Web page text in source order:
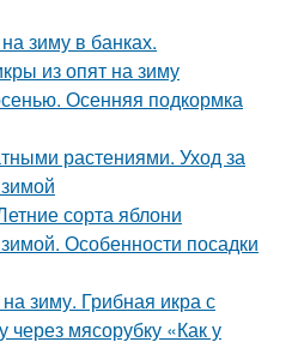
зиму в банках.
из опят на зиму
Осенняя подкормка
растениями. Уход за
сорта яблони
Особенности посадки
зиму. Грибная икра с
мясорубку «Как у